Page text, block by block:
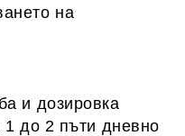
нa
и дозировка
до 2 пъти дневно